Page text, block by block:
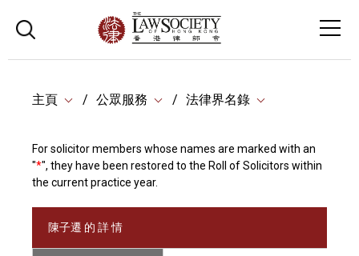
主頁 公眾服務 法律界名錄
For solicitor members whose names are marked with an
"*", they have been restored to the Roll of Solicitors within
the current practice year.
陳子遷 的 詳 情